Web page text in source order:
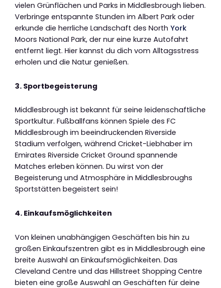
vielen Grünflächen und Parks in Middlesbrough lieben.
Verbringe entspannte Stunden im Albert Park oder
erkunde die herrliche Landschaft des North York
Moors National Park, der nur eine kurze Autofahrt
entfernt liegt. Hier kannst du dich vom Alltagsstress
erholen und die Natur genießen.
3. Sportbegeisterung
Middlesbrough ist bekannt für seine leidenschaftliche
Sportkultur. Fußballfans können Spiele des FC
Middlesbrough im beeindruckenden Riverside
Stadium verfolgen, während Cricket-Liebhaber im
Emirates Riverside Cricket Ground spannende
Matches erleben können. Du wirst von der
Begeisterung und Atmosphäre in Middlesbroughs
Sportstätten begeistert sein!
4. Einkaufsmöglichkeiten
Von kleinen unabhängigen Geschäften bis hin zu
großen Einkaufszentren gibt es in Middlesbrough eine
breite Auswahl an Einkaufsmöglichkeiten. Das
Cleveland Centre und das Hillstreet Shopping Centre
bieten eine große Auswahl an Geschäften für deine